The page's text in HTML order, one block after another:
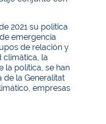
2021 su política
emergencia
de relación y
climática, la
la política, se han
de la Generalitat
empresas